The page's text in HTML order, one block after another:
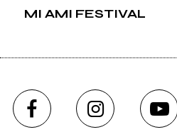
MI AMI FESTIVAL